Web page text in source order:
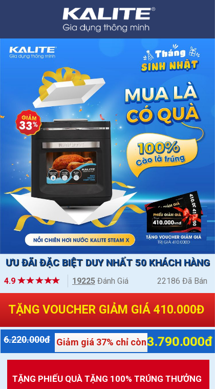
ƯU ĐÃI ĐẶC BIỆT DUY NHẤT 50 KHÁCH HÀNG
TẶNG VOUCHER GIẢM GIÁ 410.000Đ
6.220.000đGiảm giá 37% chỉ còn 3.790.000đ
19225 Đánh Giá 22186 Đã Bán
4.9
TẶNG PHIẾU QUÀ TẶNG 100% TRÚNG THƯỞNG